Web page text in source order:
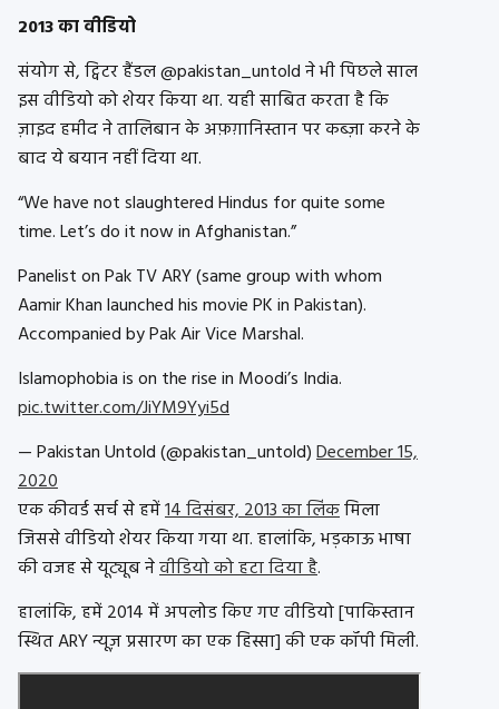
2013 का वीडियो
संयोग से, ट्विटर हैंडल @pakistan_untold ने भी पिछले साल
इस वीडियो को शेयर किया था. यही साबित करता है कि
ज़ाइद हमीद ने तालिबान के अफ़ग़ानिस्तान पर कब्ज़ा करने के
बाद ये बयान नहीं दिया था.
“We have not slaughtered Hindus for quite some
time. Let’s do it now in Afghanistan.”
Panelist on Pak TV ARY (same group with whom
Aamir Khan launched his movie PK in Pakistan).
Accompanied by Pak Air Vice Marshal.
Islamophobia is on the rise in Moodi’s India.
pic.twitter.com/JiYM9Yyi5d
— Pakistan Untold (@pakistan_untold)December 15,
2020
एक कीवर्ड सर्च से हमें14 दिसंबर, 2013 का लिंकमिला
जिससे वीडियो शेयर किया गया था. हालांकि, भड़काऊ भाषा
की वजह से यूट्यूब नेवीडियो को हटा दिया है.
हालांकि, हमें 2014 में अपलोड किए गए वीडियो [पाकिस्तान
स्थित ARY न्यूज़ प्रसारण का एक हिस्सा] की एक कॉपी मिली.